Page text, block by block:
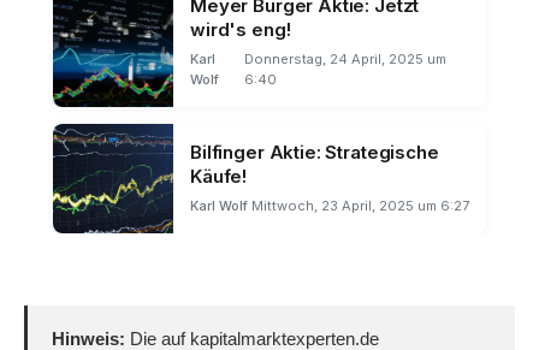
Meyer Burger Aktie: Jetzt
wird's eng!
Karl
Wolf
Donnerstag, 24 April, 2025 um
6:40
Bilfinger Aktie: Strategische
Käufe!
Karl Wolf Mittwoch, 23 April, 2025 um 6:27
Hinweis: Die auf kapitalmarktexperten.de